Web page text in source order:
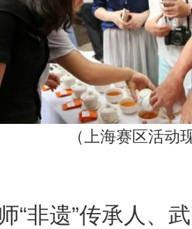
（上海赛区活动
“非遗”传承人、